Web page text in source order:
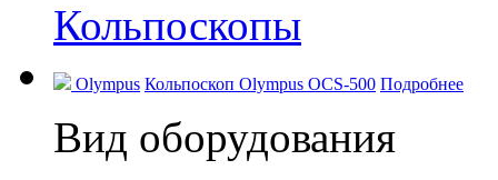
Кольпоскопы
Olympus Кольпоскоп Olympus OCS-500 Подробнее
Вид оборудования